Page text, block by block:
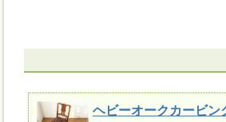
ヘビーオークカービン